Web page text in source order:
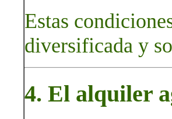
Estas
diversificada y
4. El alquiler